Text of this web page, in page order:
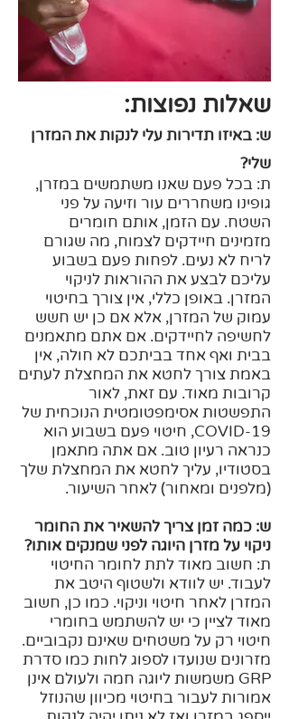
שאלות נפוצות:
ש: באיזו תדירות עלי לנקות את המזרן
שלי?
ת: בכל פעם שאנו משתמשים במזרן,
גופינו משחררים עור וזיעה על פני
השטח. עם הזמן, אותם חומרים
מזמינים חיידקים לצמוח, מה שגורם
לריח לא נעים. לפחות פעם בשבוע
עליכם לבצע את ההוראות לניקוי
המזרן. באופן כללי, אין צורך בחיטוי
עמוק של המזרן, אלא אם כן יש חשש
לחשיפה לחיידקים. אם אתם מתאמנים
בבית ואף אחד בביתכם לא חולה, אין
באמת צורך לחטא את המחצלת לעתים
קרובות מאוד. עם זאת, לאור
התפשטות אסימפטומטית הנוכחית של
COVID-19, חיטוי פעם בשבוע הוא
כנראה רעיון טוב. אם אתה מתאמן
בסטודיו, עליך לחטא את המחצלת שלך
(מלפנים ומאחור) לאחר השיעור.
ש: כמה זמן צריך להשאיר את החומר
ניקוי על מזרן היוגה לפני שמנקים אותו?
ת: חשוב מאוד לתת לחומר החיטוי
לעבוד. יש לוודא ולשטוף היטב את
המזרן לאחר חיטוי וניקוי. כמו כן, חשוב
מאוד לציין כי יש להשתמש בחומרי
חיטוי רק על משטחים שאינם נקבוביים.
מזרונים שנועדו לספוג לחות כמו סדרת
GRP משמשות ליוגה חמה ולעולם אינן
אמורות לעבור בחיטוי מכיוון שהנוזל